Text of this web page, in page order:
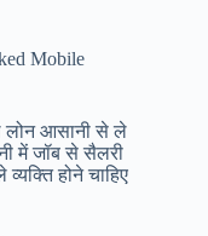
Mobile
लोन आसानी से ले
में जॉब से सैलरी
होने चाहिए